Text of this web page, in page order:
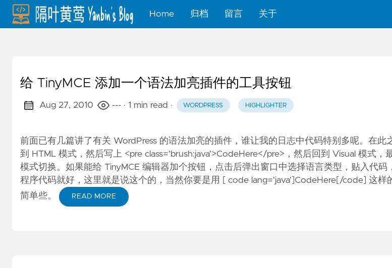
Home 归档 留言 关于
给 TinyMCE 添加一个语法加亮插件的工具按钮
Aug 27, 2010 --- · 1 min read · WORDPRESS HIGHLIGHTER
前面已有几篇讲了有关 WordPress 的语法加亮的插件，谁让我的日志中代码特别多呢。在此
到 HTML 模式，然后写上 <pre class='brush:java'>CodeHere</pre>，然后回到 Visual 模式，
模式切换。如果能给 TinyMCE 编辑器加个按钮，点击后弹出窗口中选择语言类型，贴入代码
程序代码就好，这里就是说这个的，当然你要是用 [ code lang='java']CodeHere[/code] 这样
简单些。
READ MORE